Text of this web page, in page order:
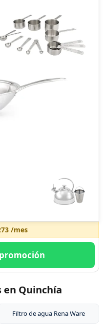
/mes
en Quinchía
Filtro de agua Rena Ware